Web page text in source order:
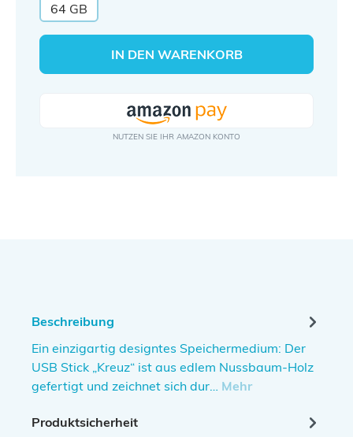
64 GB
IN DEN WARENKORB
Beschreibung
Ein einzigartig designtes Speichermedium: Der
USB Stick „Kreuz“ ist aus edlem Nussbaum-Holz
gefertigt und zeichnet sich dur… Mehr
Produktsicherheit